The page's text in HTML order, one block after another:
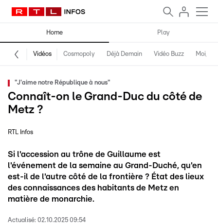
Home Play
Vidéos Cosmopoly Déjà Demain Vidéo Buzz Moi,
"J'aime notre République à nous"
Connaît-on le Grand-Duc du côté de
Metz ?
RTL Infos
Si l'accession au trône de Guillaume est
l'événement de la semaine au Grand-Duché, qu'en
est-il de l'autre côté de la frontière ? État des lieux
des connaissances des habitants de Metz en
matière de monarchie.
Actualisé: 02.10.2025 09:54